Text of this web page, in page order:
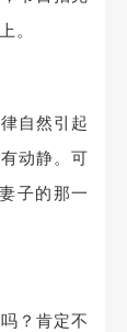
。
自然引起
动静。可
子的那一
？肯定不